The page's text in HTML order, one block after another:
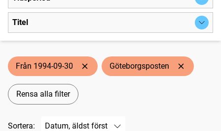
Titel
Från 1994-09-30 Göteborgsposten
Rensa alla filter
Sortera: